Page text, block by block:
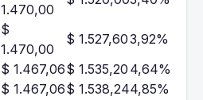
1.470,00
$
1.470,00
$ 1.527,603,92%
$ 1.467,06$ 1.535,20 4,64%
$ 1.467,06$ 1.538,244,85%